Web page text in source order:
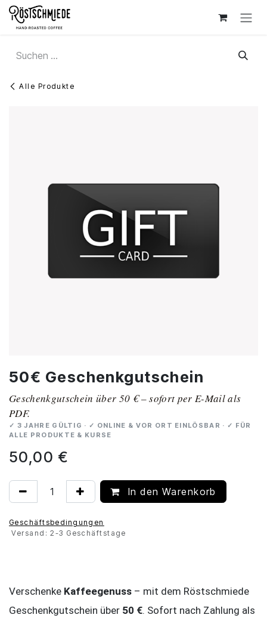
Zum Inhalt springen
Alle Produkte
50€ Geschenkgutschein
Geschenkgutschein über 50 € – sofort per E-Mail als
PDF.
✓ 3 JAHRE GÜLTIG · ✓ ONLINE & VOR ORT EINLÖSBAR · ✓ FÜR
ALLE PRODUKTE & KURSE
50,00 €
In den Warenkorb
Geschäftsbedingungen
Versand: 2-3 Geschäftstage
Verschenke Kaffeegenuss – mit dem Röstschmiede
Geschenkgutschein über 50 €. Sofort nach Zahlung als